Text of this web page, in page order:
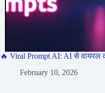
🔥 Viral Prompt AI: AI से
February 10, 2026